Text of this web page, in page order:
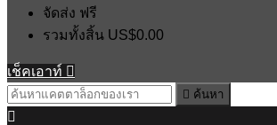
จัดส่ง ฟรี
รวมทั้งสิ้น US$0.00
เช็คเอาท์ 
 ค้นหา
